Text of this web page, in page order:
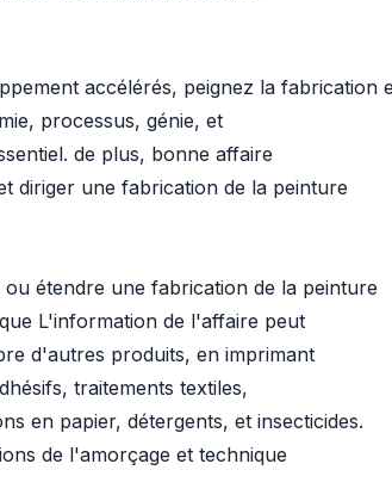
accélérés, peignez la fabrication
processus, génie, et
de plus, bonne affaire
diriger une fabrication de la peinture
étendre une fabrication de la peinture
L'information de l'affaire peut
d'autres produits, en imprimant
traitements textiles,
en papier, détergents, et insecticides.
de l'amorçage et technique